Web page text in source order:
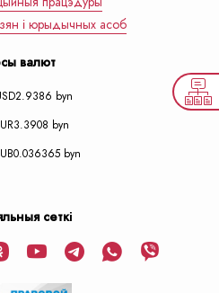
і юрыдычных асоб
валют
2.9386 byn
3.3908 byn
0.036365 byn
сеткі